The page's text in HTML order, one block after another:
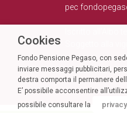
pec
Cookies
Fondo Pensione Pegaso, con
inviare messaggi pubblicitari,
destra comporta il permanere
E’ possibile acconsentire
possibile consultare la